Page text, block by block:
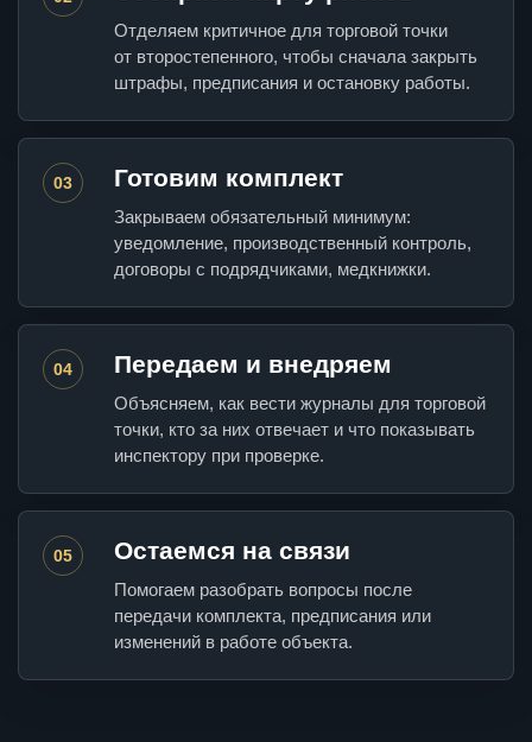
Отделяем критичное для торговой точки
от второстепенного, чтобы сначала закрыть
штрафы, предписания и остановку работы.
03 Готовим комплект
Закрываем обязательный минимум:
уведомление, производственный контроль,
договоры с подрядчиками, медкнижки.
04 Передаем и внедряем
Объясняем, как вести журналы для торговой
точки, кто за них отвечает и что показывать
инспектору при проверке.
05 Остаемся на связи
Помогаем разобрать вопросы после
передачи комплекта, предписания или
изменений в работе объекта.